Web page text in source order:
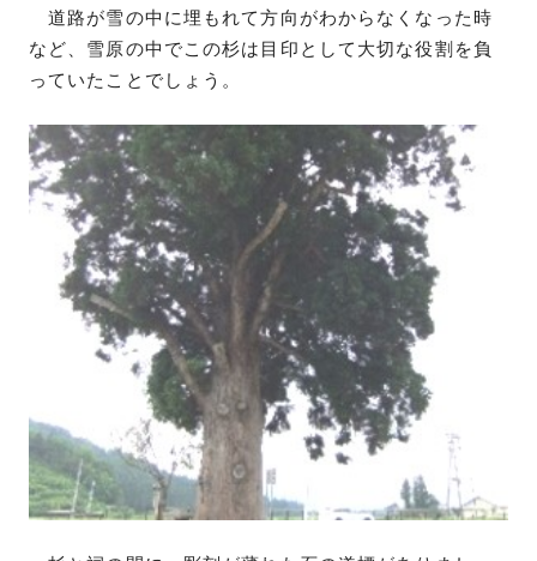
道路が雪の中に埋もれて方向がわからなくなった時
など、雪原の中でこの杉は目印として大切な役割を負
っていたことでしょう。